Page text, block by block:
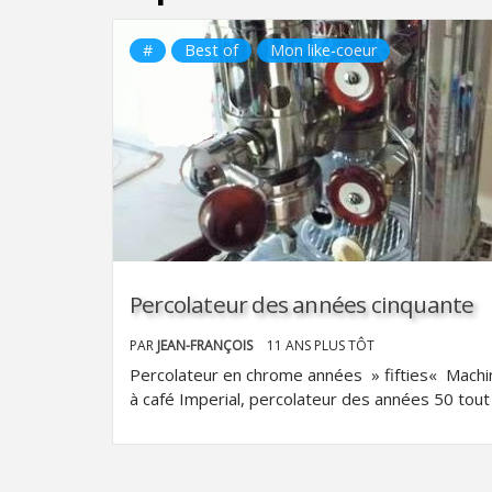
# Best of Mon like-coeur
Percolateur des années cinquante
PAR JEAN-FRANÇOIS 11 ANS PLUS TÔT
Percolateur en chrome années » fifties«
à café Imperial, percolateur des années 50 tout